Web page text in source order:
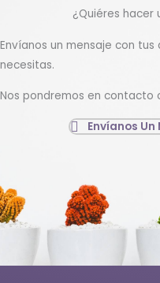
¿Quiéres hacer
Envíanos un mensaje con
necesitas.
Nos pondremos en contacto
Envíanos